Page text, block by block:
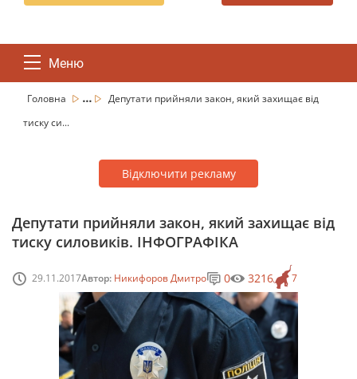
Меню
Головна ...
Депутати прийняли закон, який захищає від
тиску си...
Відключити рекламу
Депутати прийняли закон, який захищає від
тиску силовиків. ІНФОГРАФІКА
29.11.2017Автор: Никифоров Дмитро 7
0 3216